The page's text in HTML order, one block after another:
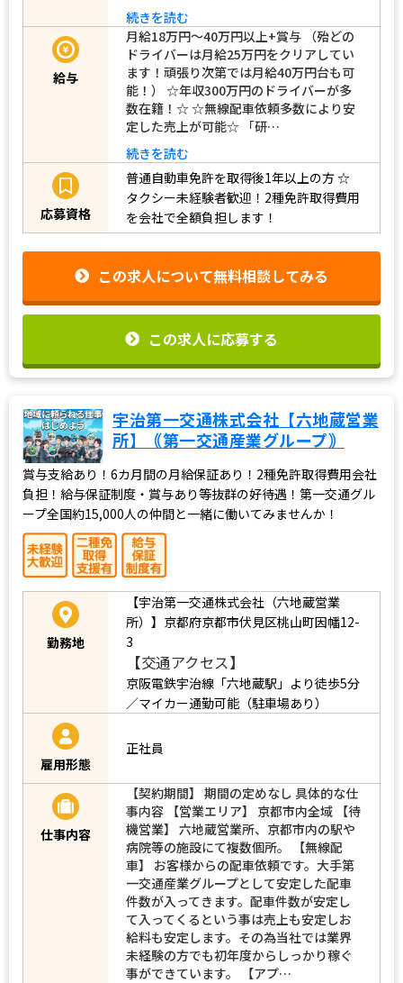
続きを読む
給与
月給18万円～40万円以上+賞与 （殆どの
ドライバーは月給25万円をクリアしてい
ます！頑張り次第では月給40万円台も可
能！） ☆年収300万円のドライバーが多
数在籍！☆ ☆無線配車依頼多数により安
定した売上が可能☆ 「研…
続きを読む
応募資格
普通自動車免許を取得後1年以上の方☆
タクシー未経験者歓迎！2種免許取得費用
を会社で全額負担します！
この求人について無料相談してみる
この求人に応募する
宇治第一交通株式会社【六地蔵営業
所】｟第一交通産業グループ｠
賞与支給あり！6カ月間の月給保証あり！2種免許取得費用会社
負担！給与保証制度・賞与あり等抜群の好待遇！第一交通グル
ープ全国約15,000人の仲間と一緒に働いてみませんか！
勤務地
【宇治第一交通株式会社（六地蔵営業
所）】京都府京都市伏見区桃山町因幡12-
3
【交通アクセス】
京阪電鉄宇治線「六地蔵駅」より徒歩5分
／マイカー通勤可能（駐車場あり）
雇用形態
正社員
仕事内容
【契約期間】 期間の定めなし 具体的な仕
事内容 【営業エリア】 京都市内全域 【待
機営業】 六地蔵営業所、京都市内の駅や
病院等の施設にて複数個所。 【無線配
車】 お客様からの配車依頼です。大手第
一交通産業グループとして安定した配車
件数が入ってきます。配車件数が安定し
て入ってくるという事は売上も安定しお
給料も安定します。その為当社では業界
未経験の方でも初年度からしっかり稼ぐ
事ができています。 【アプ…